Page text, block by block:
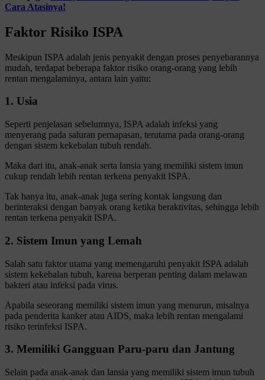
Cara Atasinya!
Faktor Risiko ISPA
Meskipun ISPA adalah jenis penyakit dengan proses penyebarannya
mudah, terdapat beberapa faktor risiko orang-orang yang lebih
rentan mengalaminya, antara lain yaitu:
1. Usia
Seperti penjelasan sebelumnya, ISPA adalah infeksi yang
menyerang pada saluran pernapasan, terutama pada orang-orang
dengan sistem kekebalan tubuh rendah.
Maka dari itu, anak-anak serta lansia yang memiliki sistem imun
cukup rendah lebih rentan terkena penyakit ISPA.
Tak hanya itu, anak-anak juga sering kontak langsung dan
berinteraksi dengan banyak orang ketika beraktivitas, sehingga lebih
rentan terkena penyakit ISPA.
2. Sistem Imun yang Lemah
Salah satu faktor utama yang memengaruhi penyakit ISPA adalah
sistem kekebalan tubuh, karena berperan penting dalam melawan
bakteri atau infeksi pada virus.
Apabila seseorang memiliki sistem imun yang menurun, misalnya
pada penderita kanker atau AIDS, maka lebih rentan mengalami
risiko terinfeksi ISPA.
3. Memiliki Gangguan Paru-paru dan Jantung
Selain pada anak-anak dan lansia yang memiliki sistem imun tubuh